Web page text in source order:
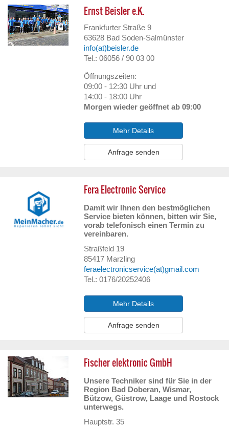
Ernst Beisler e.K.
Frankfurter Straße 9
63628 Bad Soden-Salmünster
info(at)beisler.de
Tel.: 06056 / 90 03 00
Öffnungszeiten:
09:00 - 12:30 Uhr und
14:00 - 18:00 Uhr
Morgen wieder geöffnet ab 09:00
Mehr Details
Anfrage senden
Fera Electronic Service
Damit wir Ihnen den bestmöglichen
Service bieten können, bitten wir Sie,
vorab telefonisch einen Termin zu
vereinbaren.
Straßfeld 19
85417 Marzling
feraelectronicservice(at)gmail.com
Tel.: 0176/20252406
Mehr Details
Anfrage senden
Fischer elektronic GmbH
Unsere Techniker sind für Sie in der
Region Bad Doberan, Wismar,
Bützow, Güstrow, Laage und Rostock
unterwegs.
Hauptstr. 35